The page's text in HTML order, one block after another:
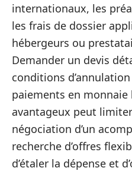
internationaux, les
les frais de dossier
hébergeurs ou
Demander un devis
conditions
paiements en monnaie
avantageux peut
négociation d’un
recherche d’offres
d’étaler la dépense et